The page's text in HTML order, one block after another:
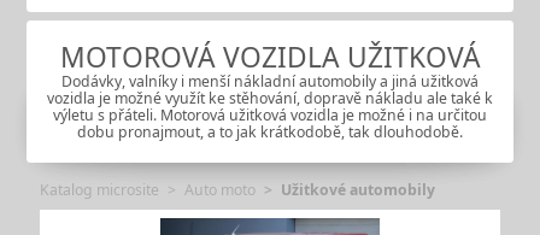
MOTOROVÁ VOZIDLA UŽITKOVÁ
Dodávky, valníky i menší nákladní automobily a jiná užitková
vozidla je možné využít ke stěhování, dopravě nákladu ale také k
výletu s přáteli. Motorová užitková vozidla je možné i na určitou
dobu pronajmout, a to jak krátkodobě, tak dlouhodobě.
Katalog microsite Auto moto Užitkové automobily